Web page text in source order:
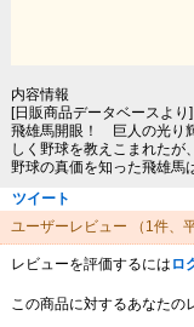
内容情報
[日販商品データベースより]
飛雄馬開眼！ 巨人の光り
しく野球を教えこまれたが
野球の真価を知った飛雄馬
ツイート
ユーザーレビュー
（1件、
レビューを評価するには ロ
この商品に対するあなたの